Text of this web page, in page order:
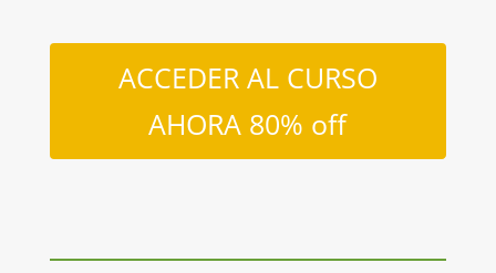
ACCEDER AL CURSO
AHORA 80% off